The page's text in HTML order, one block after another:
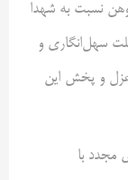
نسبت به شهدا
سهل‌انگاری و
و پخش این
مجدد با